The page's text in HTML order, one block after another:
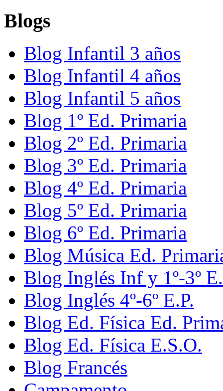
Blogs
Blog Infantil 3 años
Blog Infantil 4 años
Blog Infantil 5 años
Blog 1º Ed. Primaria
Blog 2º Ed. Primaria
Blog 3º Ed. Primaria
Blog 4º Ed. Primaria
Blog 5º Ed. Primaria
Blog 6º Ed. Primaria
Blog Música Ed.
Blog Inglés Inf y 1º-3º
Blog Inglés 4º-6º E.P.
Blog Ed. Física Ed.
Blog Ed. Física E.S.O.
Blog Francés